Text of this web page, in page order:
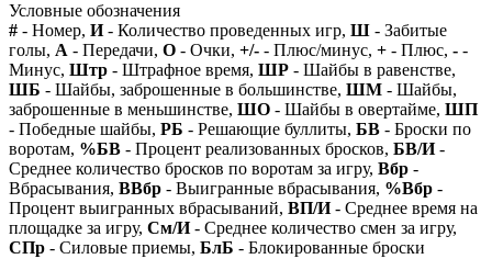
Условные обозначения
# - Номер, И- Количество проведенных игр, Ш - Забитые
голы, А - Передачи, О - Очки, +/- - Плюс/минус, + - Плюс, - -
Минус, Штр - Штрафное время, ШР - Шайбы в равенстве,
ШБ - Шайбы, заброшенные в большинстве, ШМ - Шайбы,
заброшенные в меньшинстве, ШО - Шайбы в овертайме, ШП
- Победные шайбы, РБ - Решающие буллиты, БВ - Броски по
воротам, %БВ - Процент реализованных бросков, БВ/И-
Среднее количество бросков по воротам за игру, Вбр -
Вбрасывания, ВВбр - Выигранные вбрасывания, %Вбр -
Процент выигранных вбрасываний, ВП/И- Среднее время на
площадке за игру, См/И- Среднее количество смен за игру,
СПр - Силовые приемы, БлБ - Блокированные броски